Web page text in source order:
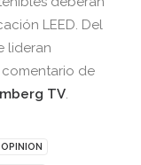
LEED. Del
lideran
de
TV
OPINION